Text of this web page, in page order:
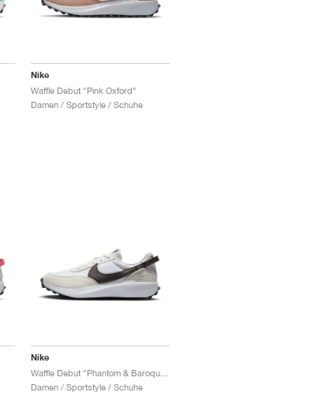
Nike
Waffle Debut "Pink Oxford"
Damen / Sportstyle / Schuhe
Nike
Damen / Sportstyle / Schuhe